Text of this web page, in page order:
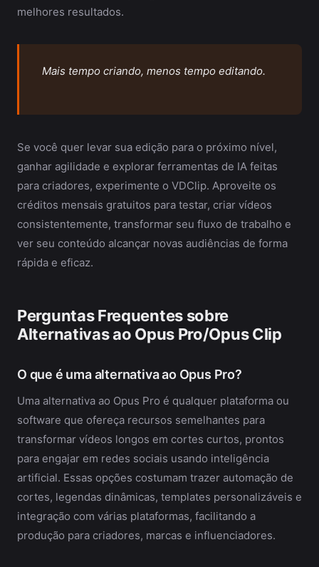
melhores resultados.
Mais tempo criando, menos tempo editando.
Se você quer levar sua edição para o próximo nível,
ganhar agilidade e explorar ferramentas de IA feitas
para criadores, experimente o VDClip. Aproveite os
créditos mensais gratuitos para testar, criar vídeos
consistentemente, transformar seu fluxo de trabalho e
ver seu conteúdo alcançar novas audiências de forma
rápida e eficaz.
Perguntas Frequentes sobre
Alternativas ao Opus Pro/Opus Clip
O que é uma alternativa ao Opus Pro?
Uma alternativa ao Opus Pro é qualquer plataforma ou
software que ofereça recursos semelhantes para
transformar vídeos longos em cortes curtos, prontos
para engajar em redes sociais usando inteligência
artificial. Essas opções costumam trazer automação de
cortes, legendas dinâmicas, templates personalizáveis e
integração com várias plataformas, facilitando a
produção para criadores, marcas e influenciadores.